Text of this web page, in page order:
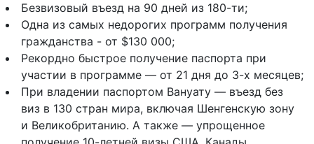
Безвизовый въезд на 90 дней из 180-ти;
Одна из самых недорогих программ получения
гражданства - от $130 000;
Рекордно быстрое получение паспорта при
участии в программе — от 21 дня до 3-х месяцев;
При владении паспортом Вануату — въезд без
виз в 130 стран мира, включая Шенгенскую зону
и Великобританию. А также — упрощенное